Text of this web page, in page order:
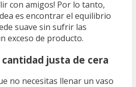
con amigos! Por lo tanto,
es encontrar el equilibrio
suave sin sufrir las
exceso de producto.
cantidad justa de cera
no necesitas llenar un vaso